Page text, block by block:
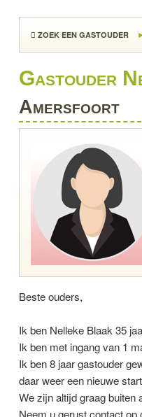
ZOEK EEN GASTOUDER
Gastouder
Amersfoort
Beste ouders,
Ik ben Nelleke Blaak 35
Ik ben met ingang van 1
Ik ben 8 jaar gastouder
daar weer een nieuwe
We zijn altijd graag buiten